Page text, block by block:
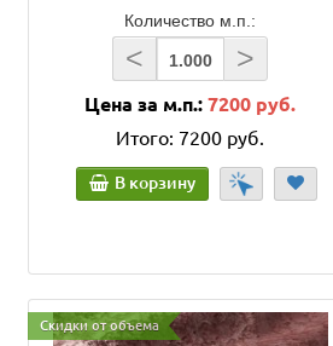
Количество м.п.:
< >
Цена за м.п.:7200 руб.
Итого: 7200 руб.
В корзину
Скидки от объема